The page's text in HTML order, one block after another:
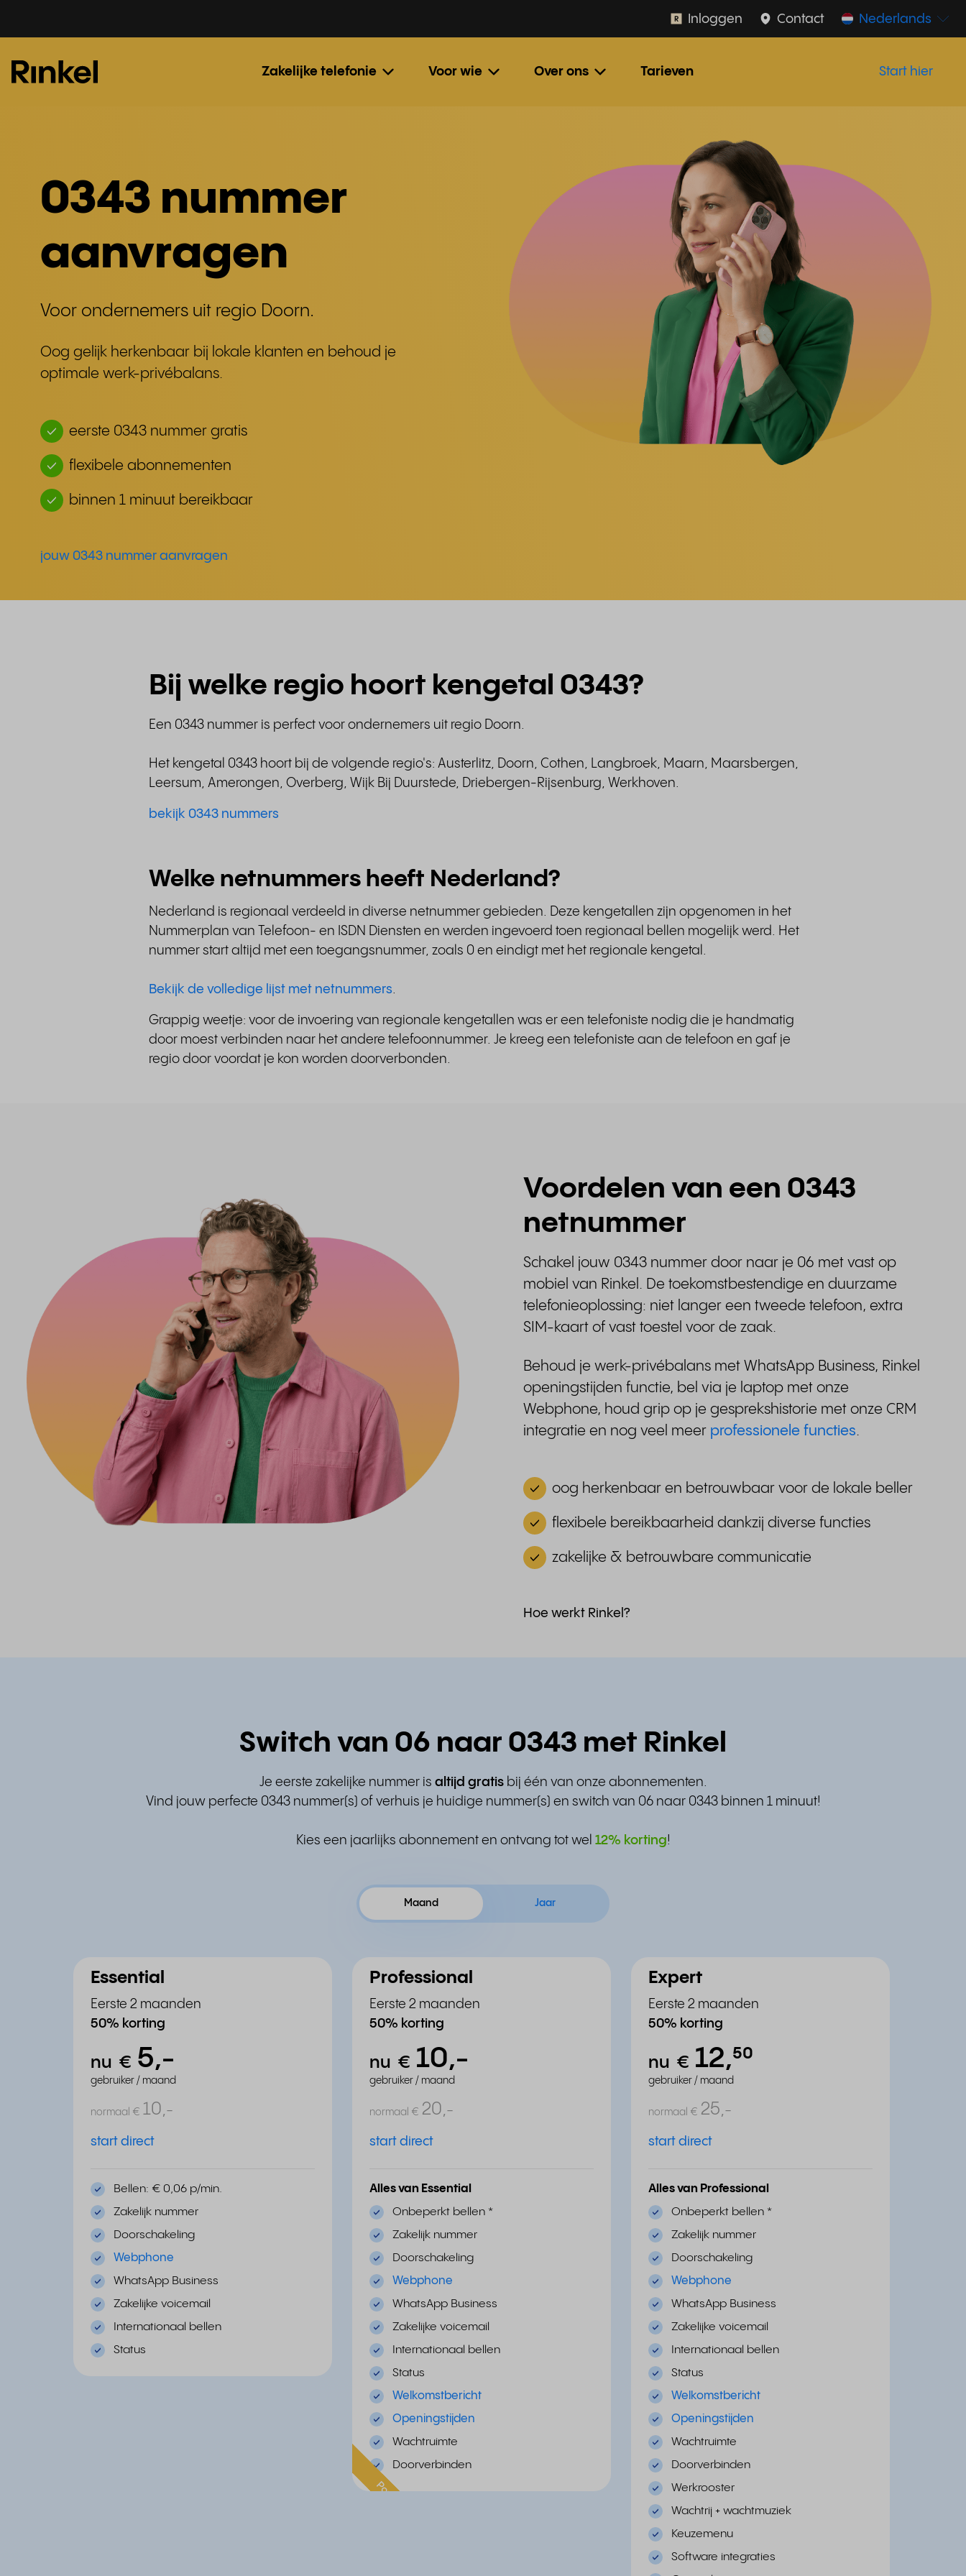
Zakelijke telefonie Voor wie Over ons Tarieven
Nederlands
Contact
Inloggen
Start hier
0343 nummer
aanvragen
Voor ondernemers uit regio Doorn.
Oog gelijk herkenbaar bij lokale klanten en behoud je
optimale werk-privébalans.
eerste 0343 nummer gratis
flexibele abonnementen
binnen 1 minuut bereikbaar
jouw 0343 nummer aanvragen
Bij welke regio hoort kengetal 0343?
Een 0343 nummer is perfect voor ondernemers uit regio Doorn.
Het kengetal 0343 hoort bij de volgende regio's: Austerlitz, Doorn, Cothen, Langbroek, Maarn, Maarsbergen,
Leersum, Amerongen, Overberg, Wijk Bij Duurstede, Driebergen-Rijsenburg, Werkhoven.
bekijk 0343 nummers
Welke netnummers heeft Nederland?
Nederland is regionaal verdeeld in diverse netnummer gebieden. Deze kengetallen zijn opgenomen in het
Nummerplan van Telefoon- en ISDN Diensten en werden ingevoerd toen regionaal bellen mogelijk werd. Het
nummer start altijd met een toegangsnummer, zoals 0 en eindigt met het regionale kengetal.
Bekijk de volledige lijst met netnummers.
Grappig weetje: voor de invoering van regionale kengetallen was er een telefoniste nodig die je handmatig
door moest verbinden naar het andere telefoonnummer. Je kreeg een telefoniste aan de telefoon en gaf je
regio door voordat je kon worden doorverbonden.
Voordelen van een 0343
netnummer
Schakel jouw 0343 nummer door naar je 06 met vast op
mobiel van Rinkel. De toekomstbestendige en duurzame
telefonieoplossing: niet langer een tweede telefoon, extra
SIM-kaart of vast toestel voor de zaak.
Behoud je werk-privébalans met WhatsApp Business, Rinkel
openingstijden functie, bel via je laptop met onze
Webphone, houd grip op je gesprekshistorie met onze CRM
integratie en nog veel meer professionele functies.
oog herkenbaar en betrouwbaar voor de lokale beller
flexibele bereikbaarheid dankzij diverse functies
zakelijke & betrouwbare communicatie
Hoe werkt Rinkel?
Switch van 06 naar 0343 met Rinkel
Je eerste zakelijke nummer is altijd gratisbij één van onze abonnementen.
Vind jouw perfecte 0343 nummer(s) of verhuis je huidige nummer(s) en switch van 06 naar 0343 binnen 1 minuut!
Kies een jaarlijks abonnement en ontvang tot wel 12% korting!
Maand Jaar
Essential
Eerste 2 maanden
50% korting
nu € 5,-
gebruiker / maand
normaal € 10,-
start direct
Bellen: € 0,06 p/min.
Zakelijk nummer
Doorschakeling
Webphone
WhatsApp Business
Zakelijke voicemail
Internationaal bellen
Status
Professional
Eerste 2 maanden
50% korting
nu € 10,-
gebruiker / maand
normaal € 20,-
start direct
Alles van Essential
Onbeperkt bellen *
Zakelijk nummer
Doorschakeling
Webphone
WhatsApp Business
Zakelijke voicemail
Internationaal bellen
Status
Welkomstbericht
Openingstijden
Wachtruimte
Doorverbinden
Populair
Expert
Eerste 2 maanden
50% korting
nu € 12,⁵⁰
gebruiker / maand
normaal € 25,-
start direct
Alles van Professional
Onbeperkt bellen *
Zakelijk nummer
Doorschakeling
Webphone
WhatsApp Business
Zakelijke voicemail
Internationaal bellen
Status
Welkomstbericht
Openingstijden
Wachtruimte
Doorverbinden
Werkrooster
Wachtrij + wachtmuziek
Keuzemenu
Software integraties